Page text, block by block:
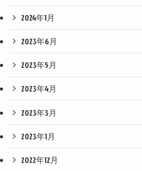
2024年1月
2023年6月
2023年5月
2023年4月
2023年3月
2023年1月
2022年12月